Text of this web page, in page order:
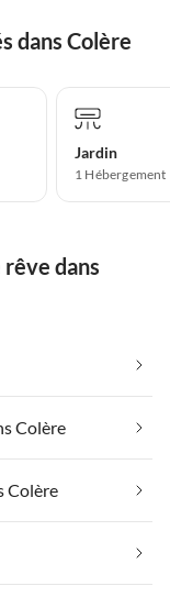
dans Colère
Jardin
1 Hébergement
rêve dans
Colère
Colère